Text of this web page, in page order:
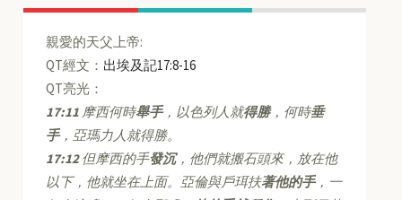
親愛的天父上帝:
QT經文： 出埃及記17:8-16
QT亮光：
17:11 摩西何時舉手，以色列人就得勝，何時垂
手，亞瑪力人就得勝。
17:12但摩西的手發沉，他們就搬石頭來，放在他
以下，他就坐在上面。亞倫與戶珥扶著他的手，一